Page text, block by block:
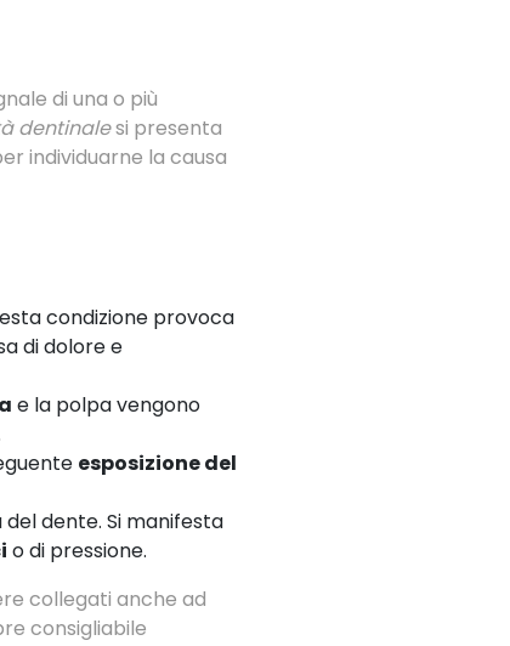
di una o più
dentinalesi presenta
individuarne la causa
condizione provoca
di dolore e
e la polpa vengono
esposizione del
dente. Si manifesta
o di pressione.
collegati anche ad
consigliabile